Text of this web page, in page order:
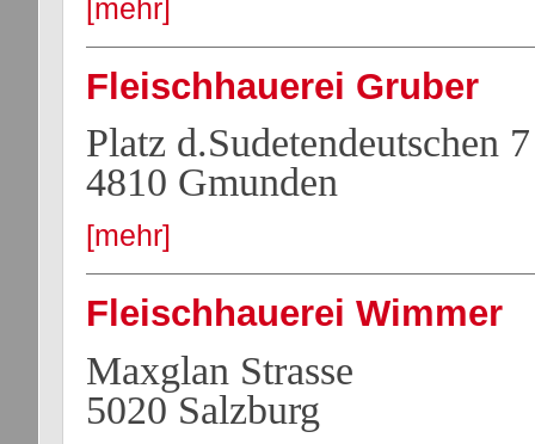
[mehr]
Fleischhauerei Gruber
Platz d.Sudetendeutschen 7
4810 Gmunden
[mehr]
Fleischhauerei Wimmer
Maxglan Strasse
5020 Salzburg